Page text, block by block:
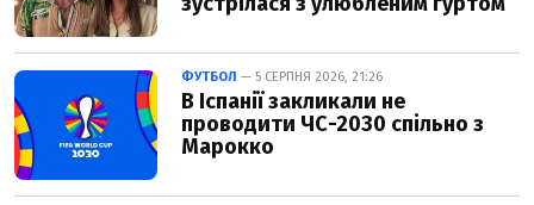
ФУТБОЛ — 5 СЕРПНЯ 2026, 21:26
В Іспанії закликали не
проводити ЧС-2030 спільно з
Марокко